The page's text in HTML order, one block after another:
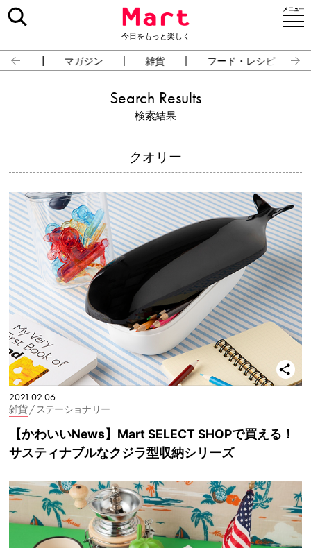
今日をもっと楽しく
占い マガジン 雑貨 フード・レシピ
Search Results
検索結果
クオリー
2021.02.06
雑貨/ ステーショナリー
【かわいいNews】Mart SELECT SHOPで買える！
サスティナブルなクジラ型収納シリーズ